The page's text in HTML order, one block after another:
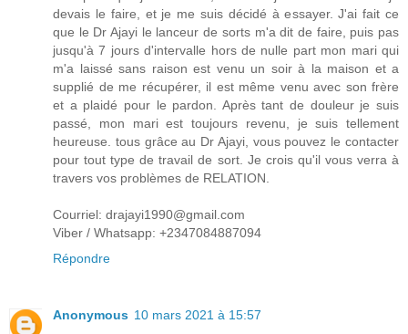
devais le faire, et je me suis décidé à essayer. J'ai fait ce
que le Dr Ajayi le lanceur de sorts m'a dit de faire, puis pas
jusqu'à 7 jours d'intervalle hors de nulle part mon mari qui
m'a laissé sans raison est venu un soir à la maison et a
supplié de me récupérer, il est même venu avec son frère
et a plaidé pour le pardon. Après tant de douleur je suis
passé, mon mari est toujours revenu, je suis tellement
heureuse. tous grâce au Dr Ajayi, vous pouvez le contacter
pour tout type de travail de sort. Je crois qu'il vous verra à
travers vos problèmes de RELATION.
Courriel: drajayi1990@gmail.com
Viber / Whatsapp: +2347084887094
Répondre
Anonymous 10 mars 2021 à 15:57